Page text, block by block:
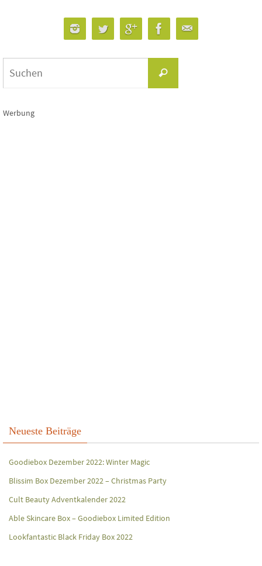
Suchen
Werbung
Neueste Beiträge
Goodiebox Dezember 2022: Winter Magic
Blissim Box Dezember 2022 – Christmas Party
Cult Beauty Adventkalender 2022
Able Skincare Box – Goodiebox Limited Edition
Lookfantastic Black Friday Box 2022